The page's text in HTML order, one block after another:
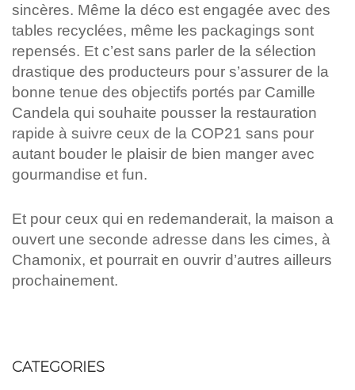
sincères. Même la déco est engagée avec des
tables recyclées, même les packagings sont
repensés. Et c’est sans parler de la sélection
drastique des producteurs pour s’assurer de la
bonne tenue des objectifs portés par Camille
Candela qui souhaite pousser la restauration
rapide à suivre ceux de la COP21 sans pour
autant bouder le plaisir de bien manger avec
gourmandise et fun.
Et pour ceux qui en redemanderait, la maison a
ouvert une seconde adresse dans les cimes, à
Chamonix, et pourrait en ouvrir d’autres ailleurs
prochainement.
CATEGORIES